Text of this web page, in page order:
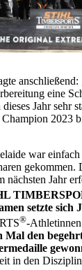
belegte er im
und zog in
Glen Gillam
eine
Jahr sehr
Champion 2023
war
gekommen.
nächsten Jahr
setzte sich
®-
Mal den
in den